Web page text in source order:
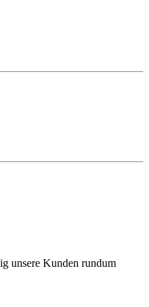
unsere Kunden rundum